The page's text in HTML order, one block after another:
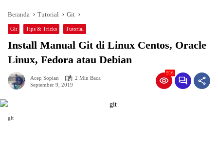
Beranda Tutorial Git
Git Tips & Tricks Tutorial
Install Manual Git di Linux Centos, Oracle
Linux, Fedora atau Debian
Acep Sopian
2 Min Baca
September 9, 2019
916
git